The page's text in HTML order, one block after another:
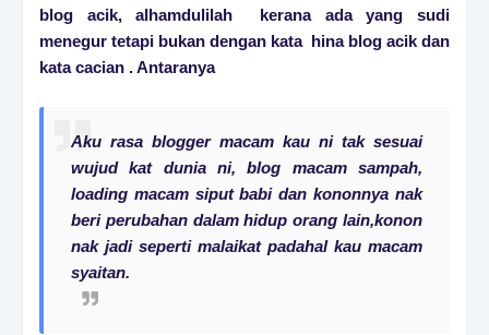
blog acik, alhamdulilah kerana ada yang sudi
menegur tetapi bukan dengan kata hina blog acik dan
kata cacian . Antaranya
Aku rasa blogger macam kau ni tak sesuai
wujud kat dunia ni, blog macam sampah,
loading macam siput babi dan kononnya nak
beri perubahan dalam hidup orang lain,konon
nak jadi seperti malaikat padahal kau macam
syaitan.